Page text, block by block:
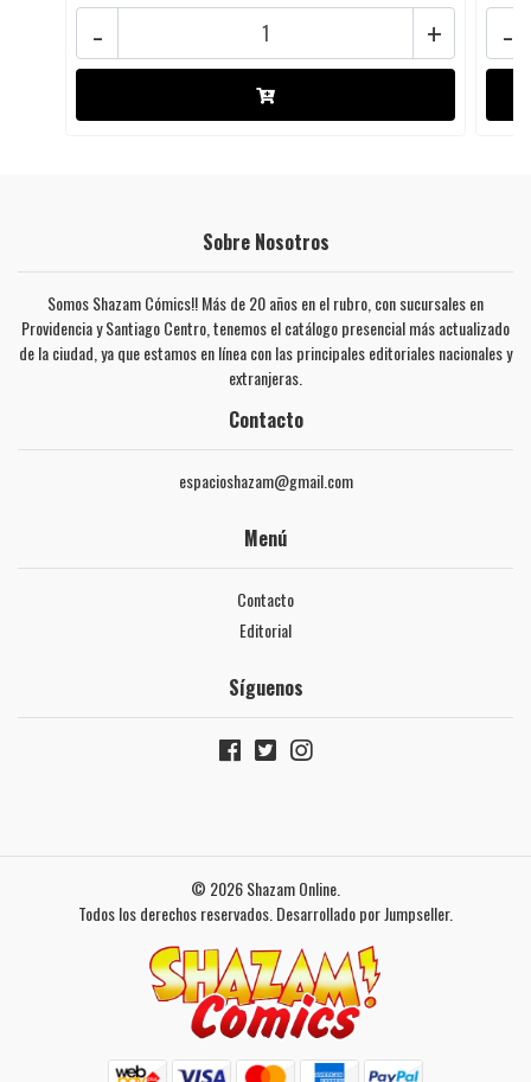
+
- -
Sobre Nosotros
Somos Shazam Cómics!! Más de 20 años en el rubro, con sucursales en
Providencia y Santiago Centro, tenemos el catálogo presencial más actualizado
de la ciudad, ya que estamos en línea con las principales editoriales nacionales y
extranjeras.
Contacto
espacioshazam@gmail.com
Menú
Contacto
Editorial
Síguenos
© 2026 Shazam Online.
Todos los derechos reservados. Desarrollado por Jumpseller.